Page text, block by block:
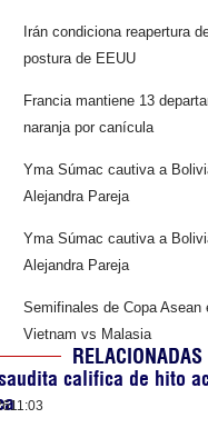
Irán condiciona reapertura
postura de EEUU
Francia mantiene 13
naranja por canícula
Yma Súmac cautiva a
Alejandra Pareja
Yma Súmac cautiva a
Alejandra Pareja
Semifinales de Copa Asean
Vietnam vs Malasia
RELACIONADAS
califica de hito
11:03